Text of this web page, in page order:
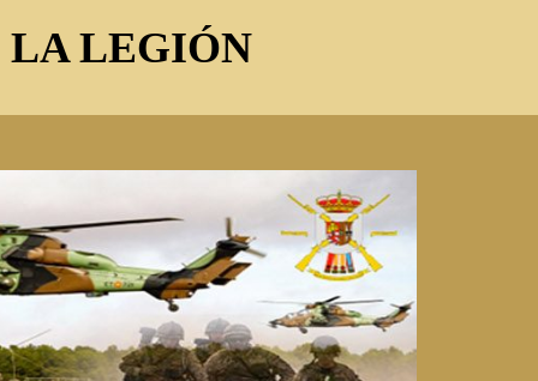
LA LEGIÓN